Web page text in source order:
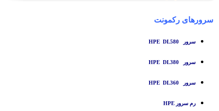
سرورهای رکمونت
سرور HPE DL580
سرور HPE DL380
سرور HPE DL360
رم سرور HPE